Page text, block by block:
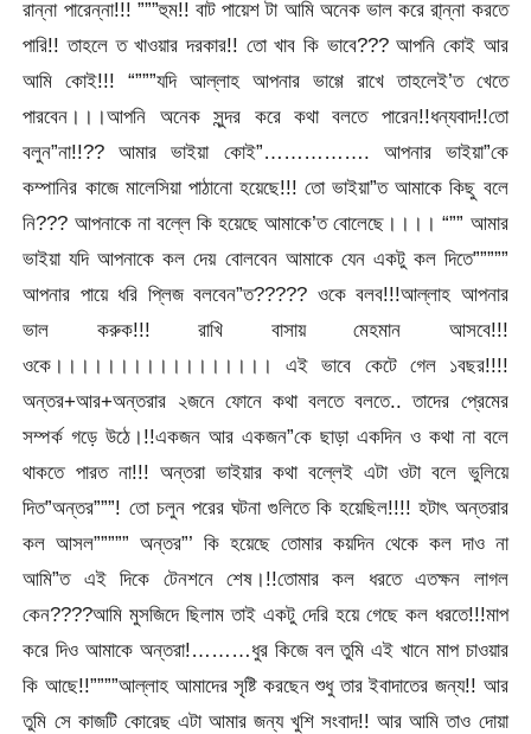
রান্না পারেন্না!!! ”””হুম!! বাট পায়েশ টা আমি অনেক ভাল করে রা্ন্না করতে
পারি!! তাহলে ত খাওয়ার দরকার!! তো খাব কি ভাবে??? আপনি কোই আর
আমি কোই!!! “”””যদি আল্লাহ আপনার ভাগ্গে রাখে তাহলেই’ত খেতে
পারবেন।।।আপনি অনেক সুন্দর করে কথা বলতে পারেন!!ধন্যবাদ!!তো
বলুন”না!!?? আমার ভাইয়া কোই”……………. আপনার ভাইয়া”কে
কম্পানির কাজে মালেসিয়া পাঠানো হয়েছে!!! তো ভাইয়া”ত আমাকে কিছু বলে
নি??? আপনাকে না বল্লে কি হয়েছে আমাকে’ত বোলেছে।।।। “”” আমার
ভাইয়া যদি আপনাকে কল দেয় বোলবেন আমাকে যেন একটু কল দিতে”””””
আপনার পায়ে ধরি প্লিজ বলবেন”ত????? ওকে বলব!!!আল্লাহ আপনার
ভাল করুক!!! রাখি বাসায় মেহমান আসবে!!!
ওকে।।।।।।।।।।।।।।।।। এই ভাবে কেটে গেল ১বছর!!!!
অন্তর+আর+অন্তরার ২জনে ফোনে কথা বলতে বলতে.. তাদের প্রেমের
সম্পর্ক গড়ে উঠে।!!একজন আর একজন”কে ছাড়া একদিন ও কথা না বলে
থাকতে পারত না!!! অন্তরা ভাইয়ার কথা বল্লেই এটা ওটা বলে ভুলিয়ে
দিত”অন্তর”””! তো চলুন পরের ঘটনা গুলিতে কি হয়েছিল!!!! হটাৎ অন্তরার
কল আসল””””” অন্তর”’ কি হয়েছে তোমার কয়দিন থেকে কল দাও না
আমি”ত এই দিকে টেনশনে শেষ।!!তোমার কল ধরতে এতক্ষন লাগল
কেন????আমি মুসজিদে ছিলাম তাই একটু দেরি হয়ে গেছে কল ধরতে!!!মাপ
করে দিও আমাকে অন্তরা!………ধুর কিজে বল তুমি এই খানে মাপ চাওয়ার
কি আছে!!””””আল্লাহ আমাদের সৃষ্টি করছেন শুধু তার ইবাদাতের জন্য!! আর
তুমি সে কাজটি কোরেছ এটা আমার জন্য খুশি সংবাদ!! আর আমি তাও দোয়া